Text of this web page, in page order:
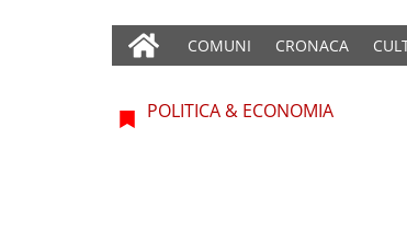
COMUNI CRONACA
POLITICA & ECONOMIA